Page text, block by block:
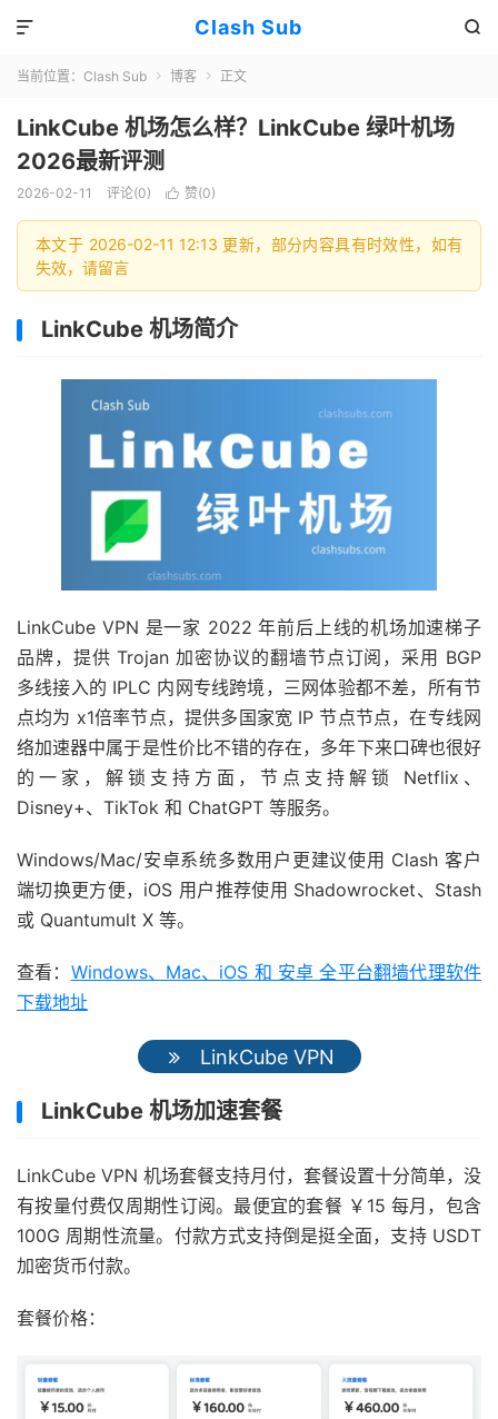
Clash Sub 

当前位置： Clash Sub  博客  正文
LinkCube 机场怎么样？LinkCube 绿叶机场
2026最新评测
2026-02-11 评论(0)  赞(0)
本文于 2026-02-11 12:13 更新，部分内容具有时效性，如有
失效，请留言
LinkCube 机场简介
LinkCube VPN 是一家 2022 年前后上线的机场加速梯子
品牌，提供 Trojan 加密协议的翻墙节点订阅，采用 BGP
多线接入的 IPLC 内网专线跨境，三网体验都不差，所有节
点均为 x1倍率节点，提供多国家宽 IP 节点节点，在专线网
络加速器中属于是性价比不错的存在，多年下来口碑也很好
的一家，解锁支持方面，节点支持解锁 Netflix、
Disney+、TikTok 和 ChatGPT 等服务。
Windows/Mac/安卓系统多数用户更建议使用 Clash 客户
端切换更方便，iOS 用户推荐使用 Shadowrocket、Stash
或 Quantumult X 等。
查看： Windows、Mac、iOS 和 安卓 全平台翻墙代理软件
下载地址
LinkCube VPN
LinkCube 机场加速套餐
LinkCube VPN 机场套餐支持月付，套餐设置十分简单，没
有按量付费仅周期性订阅。最便宜的套餐 ￥15 每月，包含
100G 周期性流量。付款方式支持倒是挺全面，支持 USDT
加密货币付款。
套餐价格：